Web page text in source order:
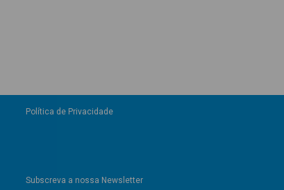
Política de Privacidade
Subscreva a nossa Newsletter